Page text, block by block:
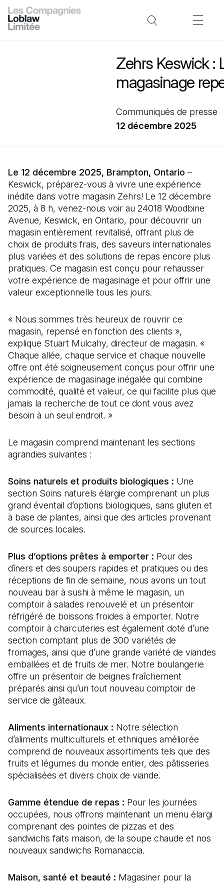
Zehrs Keswick :
magasinage
Communiqués de presse
12 décembre 2025
Le 12 décembre 2025, Brampton, Ontario –
Keswick, préparez-vous à vivre une expérience
inédite dans votre magasin Zehrs! Le 12 décembre
2025, à 8 h, venez-nous voir au 24018 Woodbine
Avenue, Keswick, en Ontario, pour découvrir un
magasin entièrement revitalisé, offrant plus de
choix de produits frais, des saveurs internationales
plus variées et des solutions de repas encore plus
pratiques. Ce magasin est conçu pour rehausser
votre expérience de magasinage et pour offrir une
valeur exceptionnelle tous les jours.
« Nous sommes très heureux de rouvrir ce
magasin, repensé en fonction des clients »,
explique Stuart Mulcahy, directeur de magasin. «
Chaque allée, chaque service et chaque nouvelle
offre ont été soigneusement conçus pour offrir une
expérience de magasinage inégalée qui combine
commodité, qualité et valeur, ce qui facilite plus que
jamais la recherche de tout ce dont vous avez
besoin à un seul endroit. »
Le magasin comprend maintenant les sections
agrandies suivantes :
Soins naturels et produits biologiques : Une
section Soins naturels élargie comprenant un plus
grand éventail d’options biologiques, sans gluten et
à base de plantes, ainsi que des articles provenant
de sources locales.
Plus d’options prêtes à emporter : Pour des
dîners et des soupers rapides et pratiques ou des
réceptions de fin de semaine, nous avons un tout
nouveau bar à sushi à même le magasin, un
comptoir à salades renouvelé et un présentoir
réfrigéré de boissons froides à emporter. Notre
comptoir à charcuteries est également doté d’une
section comptant plus de 300 variétés de
fromages, ainsi que d’une grande variété de viandes
emballées et de fruits de mer. Notre boulangerie
offre un présentoir de beignes fraîchement
préparés ainsi qu’un tout nouveau comptoir de
service de gâteaux.
Aliments internationaux : Notre sélection
d’aliments multiculturels et ethniques améliorée
comprend de nouveaux assortiments tels que des
fruits et légumes du monde entier, des pâtisseries
spécialisées et divers choix de viande.
Gamme étendue de repas : Pour les journées
occupées, nous offrons maintenant un menu élargi
comprenant des pointes de pizzas et des
sandwichs faits maison, de la soupe chaude et nos
nouveaux sandwichs Romanaccia.
Maison, santé et beauté : Magasiner pour la